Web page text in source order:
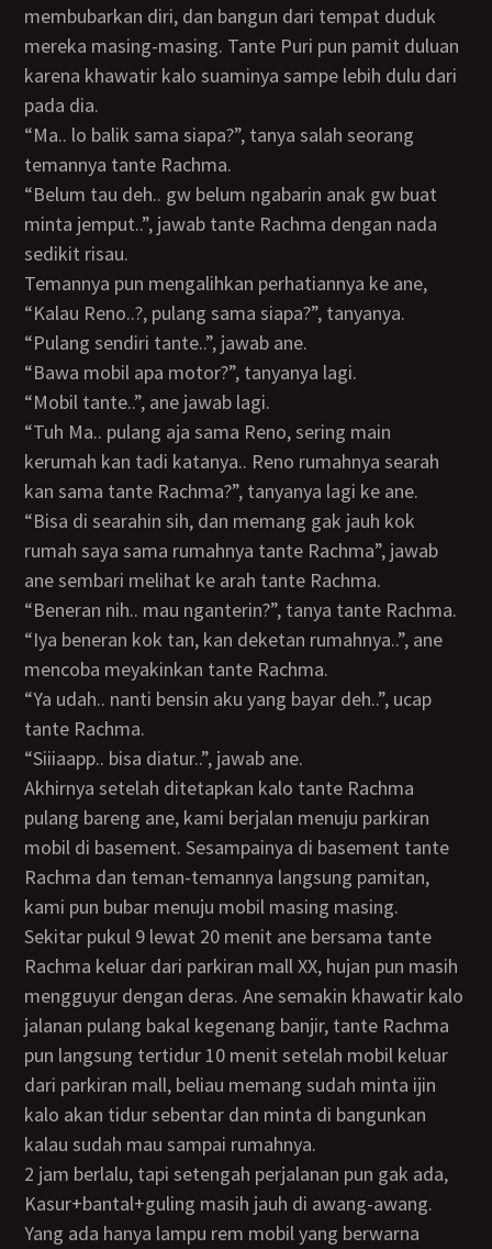
membubarkan diri, dan bangun dari tempat duduk
mereka masing-masing. Tante Puri pun pamit duluan
karena khawatir kalo suaminya sampe lebih dulu dari
pada dia.
“Ma.. lo balik sama siapa?”, tanya salah seorang
temannya tante Rachma.
“Belum tau deh.. gw belum ngabarin anak gw buat
minta jemput..”, jawab tante Rachma dengan nada
sedikit risau.
Temannya pun mengalihkan perhatiannya ke ane,
“Kalau Reno..?, pulang sama siapa?”, tanyanya.
“Pulang sendiri tante..”, jawab ane.
“Bawa mobil apa motor?”, tanyanya lagi.
“Mobil tante..”, ane jawab lagi.
“Tuh Ma.. pulang aja sama Reno, sering main
kerumah kan tadi katanya.. Reno rumahnya searah
kan sama tante Rachma?”, tanyanya lagi ke ane.
“Bisa di searahin sih, dan memang gak jauh kok
rumah saya sama rumahnya tante Rachma”, jawab
ane sembari melihat ke arah tante Rachma.
“Beneran nih.. mau nganterin?”, tanya tante Rachma.
“Iya beneran kok tan, kan deketan rumahnya..”, ane
mencoba meyakinkan tante Rachma.
“Ya udah.. nanti bensin aku yang bayar deh..”, ucap
tante Rachma.
“Siiiaapp.. bisa diatur..”, jawab ane.
Akhirnya setelah ditetapkan kalo tante Rachma
pulang bareng ane, kami berjalan menuju parkiran
mobil di basement. Sesampainya di basement tante
Rachma dan teman-temannya langsung pamitan,
kami pun bubar menuju mobil masing masing.
Sekitar pukul 9 lewat 20 menit ane bersama tante
Rachma keluar dari parkiran mall XX, hujan pun masih
mengguyur dengan deras. Ane semakin khawatir kalo
jalanan pulang bakal kegenang banjir, tante Rachma
pun langsung tertidur 10 menit setelah mobil keluar
dari parkiran mall, beliau memang sudah minta ijin
kalo akan tidur sebentar dan minta di bangunkan
kalau sudah mau sampai rumahnya.
2 jam berlalu, tapi setengah perjalanan pun gak ada,
Kasur+bantal+guling masih jauh di awang-awang.
Yang ada hanya lampu rem mobil yang berwarna